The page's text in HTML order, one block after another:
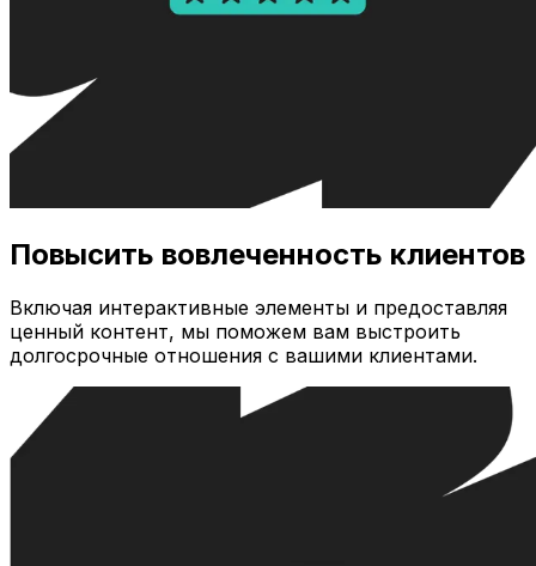
Повысить вовлеченность клиентов
Включая интерактивные элементы и предоставляя
ценный контент, мы поможем вам выстроить
долгосрочные отношения с вашими клиентами.